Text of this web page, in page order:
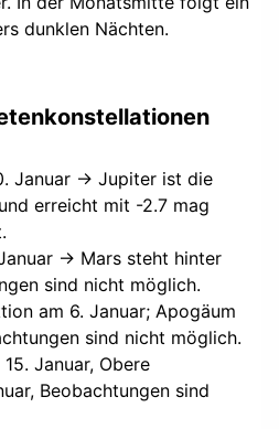
dunklen Nächten.
Januar → Jupiter ist die
erreicht mit -2.7 mag
→ Mars steht hinter
sind nicht möglich.
am 6. Januar; Apogäum
sind nicht möglich.
Januar, Obere
Beobachtungen sind